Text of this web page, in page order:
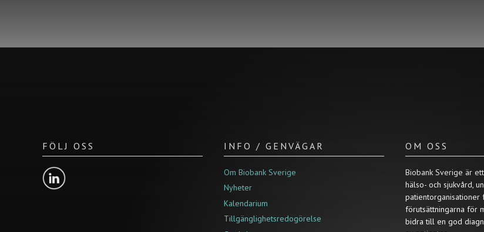
FÖLJ OSS INFO / GENVÄGAR
Om Biobank Sverige
Nyheter
Kalendarium
Tillgänglighetsredogörelse
OM OSS
Biobank Sverige är
hälso- och sjukvård,
patientorganisationer
förutsättningarna för
bidra till en god